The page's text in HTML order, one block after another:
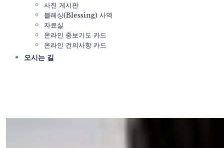
사진 게시판
블레싱(Blessing) 사역
자료실
온라인 중보기도 카드
온라인 건의사항 카드
오시는 길